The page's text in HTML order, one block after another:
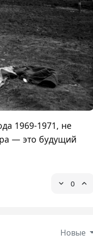
1969-1971, не
— это будущий
0
Новые